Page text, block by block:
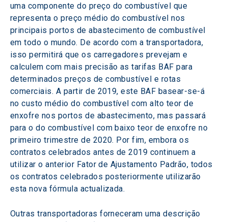
uma componente do preço do combustível que
representa o preço médio do combustível nos
principais portos de abastecimento de combustível
em todo o mundo. De acordo com a transportadora,
isso permitirá que os carregadores prevejam e
calculem com mais precisão as tarifas BAF para
determinados preços de combustível e rotas
comerciais. A partir de 2019, este BAF basear-se-á
no custo médio do combustível com alto teor de
enxofre nos portos de abastecimento, mas passará
para o do combustível com baixo teor de enxofre no
primeiro trimestre de 2020. Por fim, embora os
contratos celebrados antes de 2019 continuem a
utilizar o anterior Fator de Ajustamento Padrão, todos
os contratos celebrados posteriormente utilizarão
esta nova fórmula actualizada.
Outras transportadoras forneceram uma descrição